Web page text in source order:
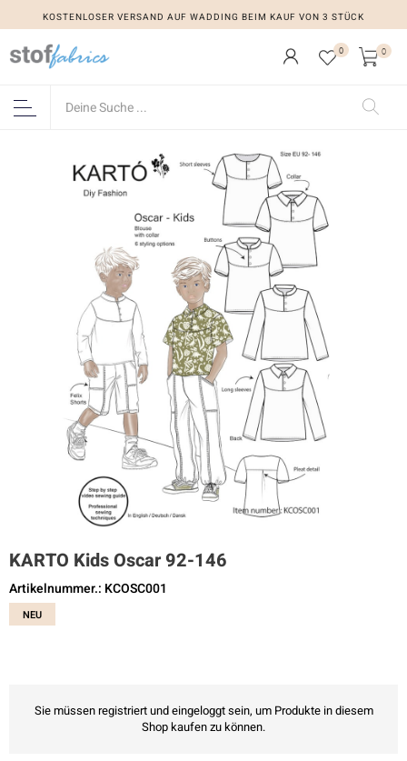
KOSTENLOSER VERSAND AUF WADDING BEIM KAUF VON 3 STÜCK
0 0
KARTO Kids Oscar 92-146
Artikelnummer.: KCOSC001
NEU
Sie müssen registriert und eingeloggt sein, um Produkte in diesem
Shop kaufen zu können.